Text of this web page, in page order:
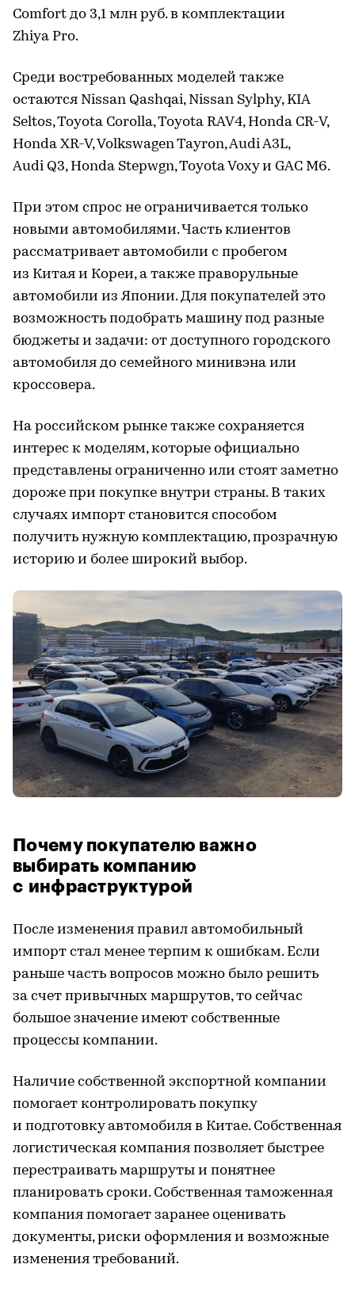
Comfort до 3,1 млн руб. в комплектации
Zhiya Pro.
Среди востребованных моделей также
остаются Nissan Qashqai, Nissan Sylphy, KIA
Seltos, Toyota Corolla, Toyota RAV4, Honda CR-V,
Honda XR-V, Volkswagen Tayron, Audi A3L,
Audi Q3, Honda Stepwgn, Toyota Voxy и GAC M6.
При этом спрос не ограничивается только
новыми автомобилями. Часть клиентов
рассматривает автомобили с пробегом
из Китая и Кореи, а также праворульные
автомобили из Японии. Для покупателей это
возможность подобрать машину под разные
бюджеты и задачи: от доступного городского
автомобиля до семейного минивэна или
кроссовера.
На российском рынке также сохраняется
интерес к моделям, которые официально
представлены ограниченно или стоят заметно
дороже при покупке внутри страны. В таких
случаях импорт становится способом
получить нужную комплектацию, прозрачную
историю и более широкий выбор.
Почему покупателю важно
выбирать компанию
с инфраструктурой
После изменения правил автомобильный
импорт стал менее терпим к ошибкам. Если
раньше часть вопросов можно было решить
за счет привычных маршрутов, то сейчас
большое значение имеют собственные
процессы компании.
Наличие собственной экспортной компании
помогает контролировать покупку
и подготовку автомобиля в Китае. Собственная
логистическая компания позволяет быстрее
перестраивать маршруты и понятнее
планировать сроки. Собственная таможенная
компания помогает заранее оценивать
документы, риски оформления и возможные
изменения требований.